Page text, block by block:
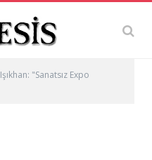
Işıkhan: "Sanatsız Expo